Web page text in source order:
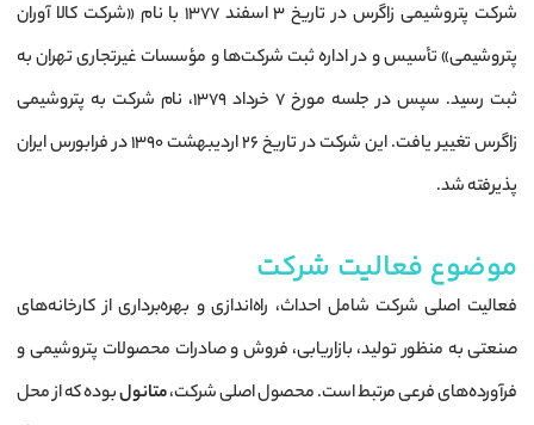
شرکت پتروشیمی زاگرس در تاریخ ۳ اسفند ۱۳۷۷ با نام «شرکت کالا آوران
پتروشیمی» تأسیس و در اداره ثبت شرکت‌ها و مؤسسات غیرتجاری تهران به
ثبت رسید. سپس در جلسه مورخ ۷ خرداد ۱۳۷۹، نام شرکت به پتروشیمی
زاگرس تغییر یافت. این شرکت در تاریخ ۲۶ اردیبهشت ۱۳۹۰ در فرابورس ایران
پذیرفته شد.
موضوع فعالیت شرکت
فعالیت اصلی شرکت شامل احداث، راه‌اندازی و بهره‌برداری از کارخانه‌های
صنعتی به منظور تولید، بازاریابی، فروش و صادرات محصولات پتروشیمی و
فرآورده‌های فرعی مرتبط است. محصول اصلی شرکت،متانولبوده که از محل